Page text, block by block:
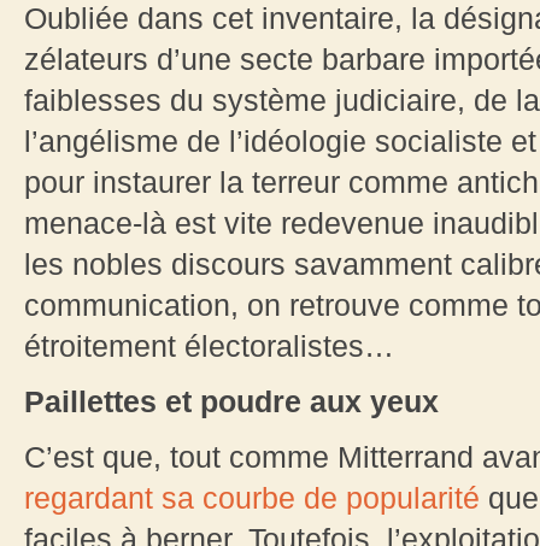
Oubliée dans cet inventaire, la
zélateurs d’une secte barbare
faiblesses du système judiciaire, de
l’angélisme de l’idéologie socialiste
pour instaurer la terreur comme
menace-là est vite redevenue
les nobles discours savamment
communication, on retrouve comme
étroitement électoralistes…
Paillettes et poudre aux yeux
C’est que, tout comme Mitterrand
regardant sa courbe de popularité
faciles à berner. Toutefois,